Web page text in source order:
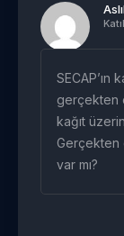
SECAP’ın
gerçekten
kağıt
Gerçekten
var mı?